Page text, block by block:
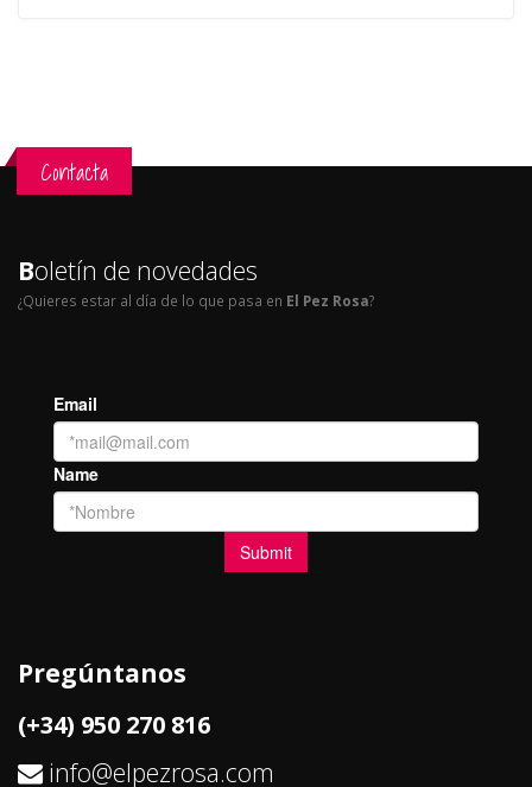
Contacta
Boletín de novedades
¿Quieres estar al día de lo que pasa en El Pez Rosa?
Pregúntanos
(+34) 950 270 816
info@elpezrosa.com